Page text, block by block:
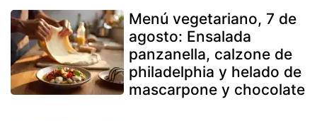
Menú vegetariano, 7 de
agosto: Ensalada
panzanella, calzone de
philadelphia y helado de
mascarpone y chocolate